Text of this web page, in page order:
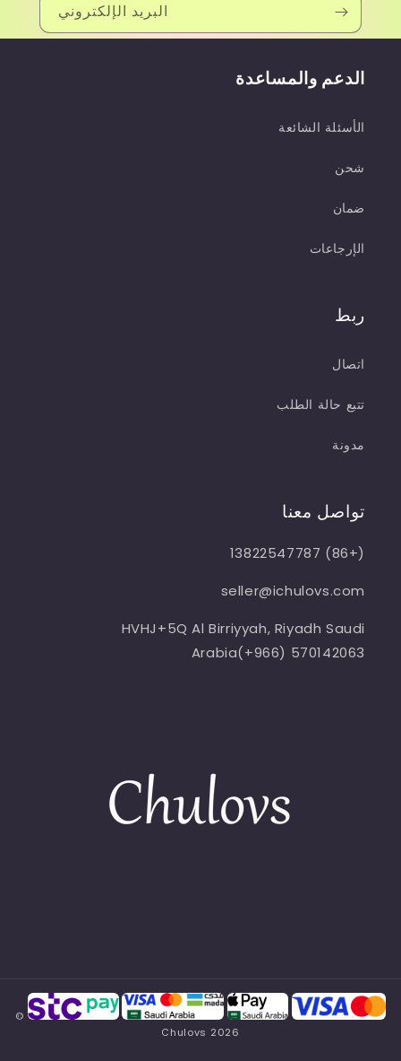
البريد الإلكتروني
الدعم والمساعدة
الأسئلة الشائعة
شحن
ضمان
الإرجاعات
ربط
اتصال
تتبع حالة الطلب
مدونة
تواصل معنا
(+86) 13822547787
seller@ichulovs.com
HVHJ+5Q Al Birriyyah, Riyadh Saudi
Arabia(+966) 570142063
©
2026
Chulovs